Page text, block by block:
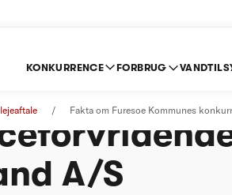
KONKURRENCE FORBRUG
Fakta om Furesoe Kommunes
A/S